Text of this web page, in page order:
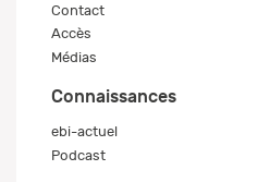
Contact
Accès
Médias
Connaissances
ebi-actuel
Podcast